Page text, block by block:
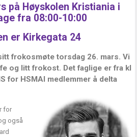
på Høyskolen Kristiania i
fra 08:00-10:00
er Kirkegata 24
frokosmøte torsdag 26. mars. Vi
og litt frokost. Det faglige er fra kl
for HSMAI medlemmer å delta
for
også